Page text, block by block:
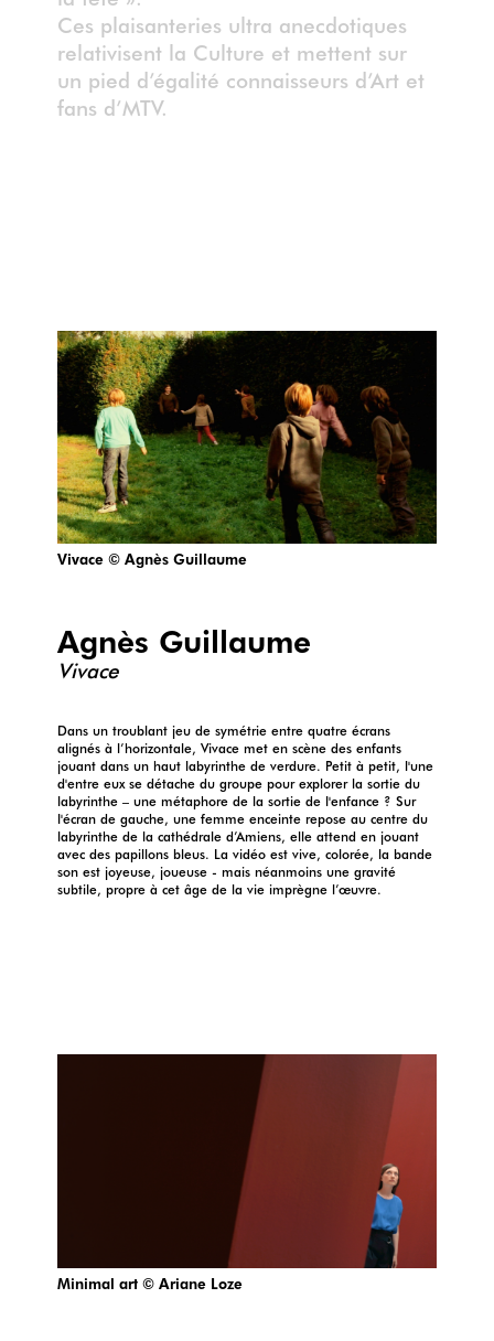
Ces plaisanteries ultra anecdotiques
relativisent la Culture et mettent sur
un pied d’égalité connaisseurs d’Art et
fans d’MTV.
Vivace © Agnès Guillaume
Agnès Guillaume
Vivace
Dans un troublant jeu de symétrie entre quatre écrans
alignés à l’horizontale, Vivace met en scène des enfants
jouant dans un haut labyrinthe de verdure. Petit à petit, l'une
d'entre eux se détache du groupe pour explorer la sortie du
labyrinthe – une métaphore de la sortie de l'enfance ? Sur
l'écran de gauche, une femme enceinte repose au centre du
labyrinthe de la cathédrale d’Amiens, elle attend en jouant
avec des papillons bleus. La vidéo est vive, colorée, la bande
son est joyeuse, joueuse - mais néanmoins une gravité
subtile, propre à cet âge de la vie imprègne l’œuvre.
Minimal art © Ariane Loze